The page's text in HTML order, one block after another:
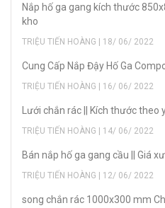
Nắp hố ga gang kích thước
kho
TRIỆU TIẾN HOÀNG | 18/ 06/ 2022
Cung Cấp Nắp Đậy Hố Ga
TRIỆU TIẾN HOÀNG | 16/ 06/ 2022
Lưới chắn rác || Kích thước theo
TRIỆU TIẾN HOÀNG | 14/ 06/ 2022
Bán nắp hố ga gang cầu || Giá
TRIỆU TIẾN HOÀNG | 12/ 06/ 2022
song chắn rác 1000x300 mm